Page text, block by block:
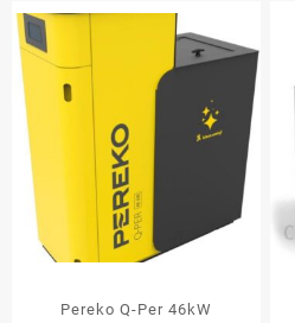
Pereko Q-Per 46kW